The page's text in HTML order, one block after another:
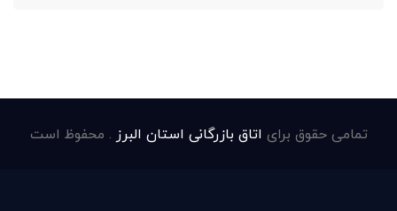
تمامی حقوق برای اتاق بازرگانی استان البرز . محفوظ است